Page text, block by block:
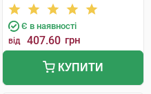
Ко. Лтд
Є в наявності
від 407.60 грн
КУПИТИ